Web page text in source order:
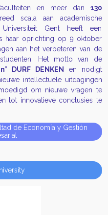
en meer dan 130
scala aan academische
Gent heeft een
haar oprichting op 9 oktober
aan het verbeteren van de
Het motto van de
” DURF DENKEN
en nodigt
intellectuele uitdagingen
om nieuwe vragen te
tot innovatieve conclusies te
de Economía y Gestión